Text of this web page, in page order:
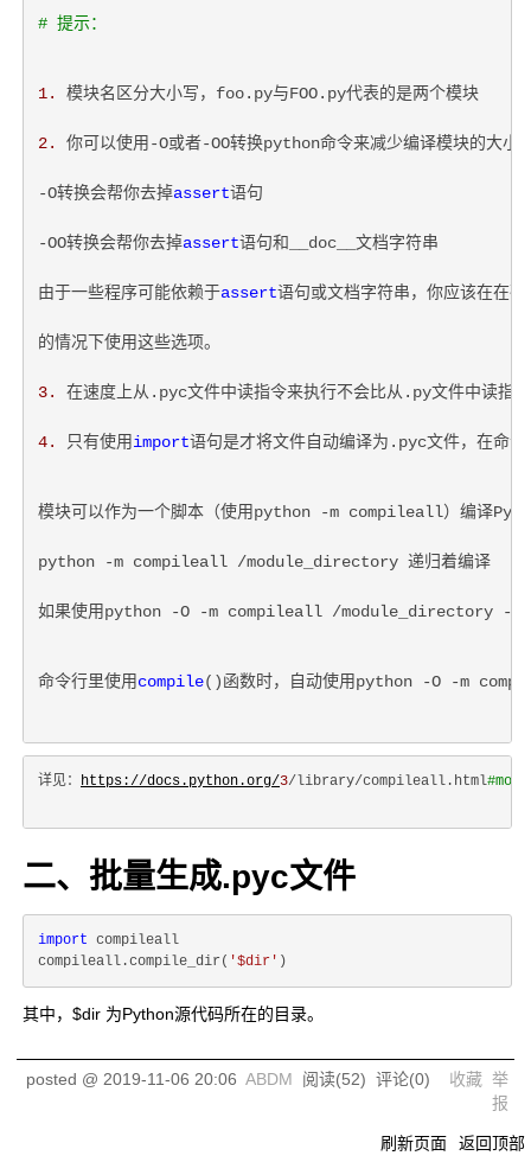
# 提示：
1. 模块名区分大小写，foo.py与FOO.py代表的是两个模块
2. 你可以使用-O或者-OO转换python命令来减少编译模块的大小
-O转换会帮你去掉assert语句
-OO转换会帮你去掉assert语句和__doc__文档字符串
由于一些程序可能依赖于assert语句或文档字符串，你应该在在确
的情况下使用这些选项。
3. 在速度上从.pyc文件中读指令来执行不会比从.py文件中读指
4. 只有使用import语句是才将文件自动编译为.pyc文件，在命
模块可以作为一个脚本（使用python -m compileall）编译
python -m compileall /module_directory 递归着编译
如果使用python -O -m compileall /module_directory -l
命令行里使用compile()函数时，自动使用python -O -m
详见： https://docs.python.org/3/library/compileall.html
二、批量生成.pyc文件
import compileall
compileall.compile_dir( '$dir'
其中，$dir 为Python源代码所在的目录。
posted @ 2019-11-06 20:06 ABDM 阅读(52) 评论(0) 收藏 举
报
刷新页面 返回顶部